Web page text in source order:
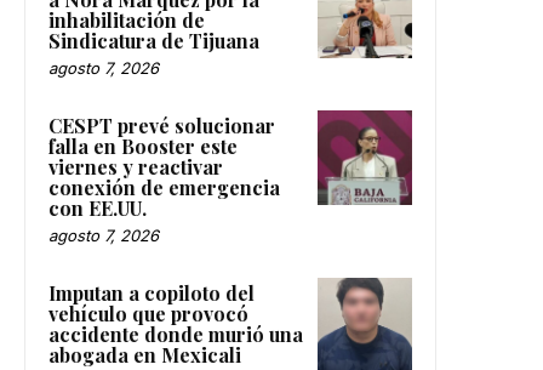
inhabilitación de
Sindicatura de Tijuana
agosto 7, 2026
CESPT prevé solucionar
falla en Booster este
viernes y reactivar
conexión de emergencia
con EE.UU.
agosto 7, 2026
Imputan a copiloto del
vehículo que provocó
accidente donde murió una
abogada en Mexicali